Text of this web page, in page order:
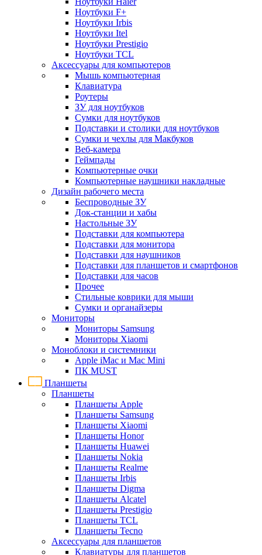
Ноутбуки F+
Ноутбуки Irbis
Ноутбуки Itel
Ноутбуки Prestigio
Ноутбуки TCL
Аксессуары для компьютеров
Мышь компьютерная
Клавиатура
Роутеры
ЗУ для ноутбуков
Сумки для ноутбуков
Подставки и столики для ноутбуков
Сумки и чехлы для Макбуков
Веб-камера
Геймпады
Компьютерные очки
Компьютерные наушники накладные
Дизайн рабочего места
Беспроводные ЗУ
Док-станции и хабы
Настольные ЗУ
Подставки для компьютера
Подставки для монитора
Подставки для наушников
Подставки для планшетов и смартфонов
Подставки для часов
Прочее
Стильные коврики для мыши
Сумки и органайзеры
Мониторы
Мониторы Samsung
Мониторы Xiaomi
Моноблоки и системники
Apple iMac и Mac Mini
ПК MUST
Планшеты
Планшеты
Планшеты Apple
Планшеты Samsung
Планшеты Xiaomi
Планшеты Honor
Планшеты Huawei
Планшеты Nokia
Планшеты Realme
Планшеты Irbis
Планшеты Digma
Планшеты Alcatel
Планшеты Prestigio
Планшеты TCL
Планшеты Tecno
Аксессуары для планшетов
Клавиатуры для планшетов